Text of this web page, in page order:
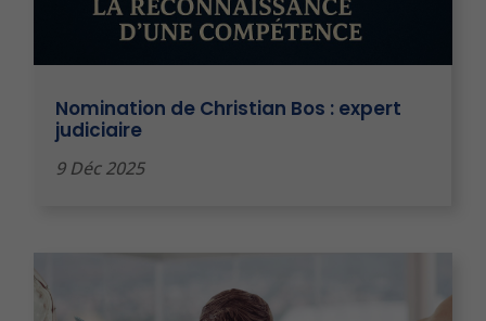
Nomination de Christian Bos : expert
judiciaire
9 Déc 2025